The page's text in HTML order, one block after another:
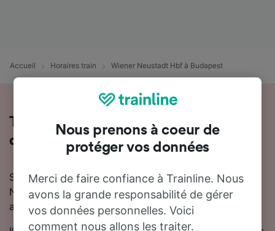
Accueil Horaires train Wiener Neustadt Hbf à Budapest
Toutes les informations sur les trains
de Wiener Neustadt Hbf à Budapest
Si vous prévoyez de voyager en train de Wiener
Neustadt Hbf à Budapest, nous sommes là pour vous
aider !
Nous prenons à coeur de
protéger vos données
Merci de faire confiance à Trainline. Nous
avons la grande responsabilité de gérer
vos données personnelles. Voici
comment nous allons les traiter.